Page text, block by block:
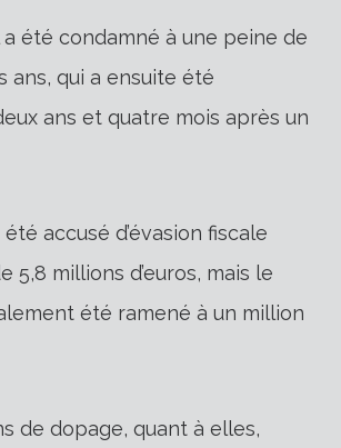
a été condamné à une peine de
ans, qui a ensuite été
ans et quatre mois après un
accusé d’évasion fiscale
5,8 millions d’euros, mais le
été ramené à un million
de dopage, quant à elles,